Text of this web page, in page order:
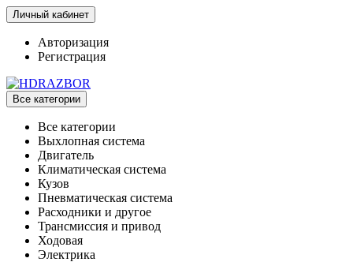
Личный кабинет
Авторизация
Регистрация
Все категории
Все категории
Выхлопная система
Двигатель
Климатическая система
Кузов
Пневматическая система
Расходники и другое
Трансмиссия и привод
Ходовая
Электрика